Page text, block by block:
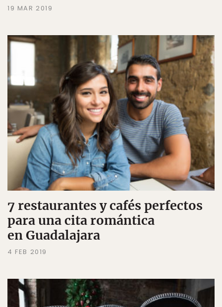
19 MAR 2019
7 restaurantes y cafés perfectos
para una cita romántica
en Guadalajara
4 FEB 2019